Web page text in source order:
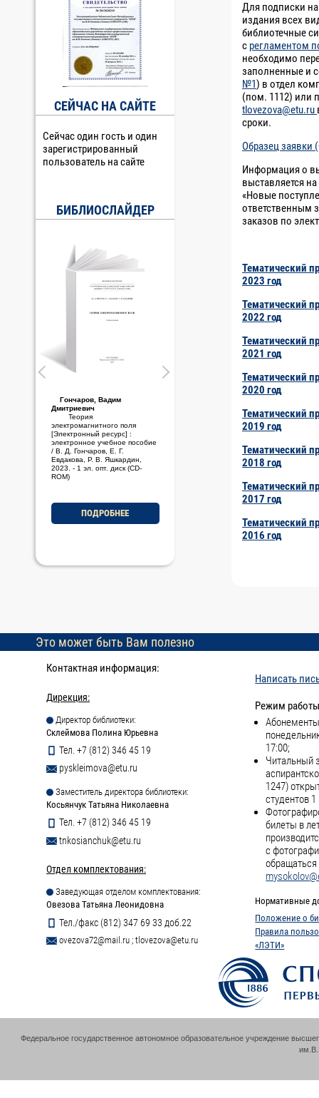
СЕЙЧАС НА САЙТЕ
Сейчас один гость и один
зарегистрированный
пользователь на сайте
БИБЛИОСЛАЙДЕР
Гончаров, Вадим
Дмитриевич
Теория
электромагнитного поля
[Электронный ресурс] :
электронное учебное пособие
/ В. Д. Гончаров, Е. Г.
Евдакова, Р. В. Яшкардин,
2023. - 1 эл. опт. диск (CD-
ROM)
ПОДРОБНЕЕ
Стариченков, Алексей
Основы проектной
деятельности [Электронный
ресурс] : электронное учебно-
методическое пособие / А. Л.
Стариченков, М. Ф. Савельев,
2023. - 1 эл. опт. диск (CD-
ПОДРОБНЕЕ
Для подписки
издания всех
библиотечные
с регламентом
необходимо
заполненные и
№1) в отдел
(пом. 1112) или
tlovezova@etu.ru
сроки.
Образец
Информация о
выставляется
«Новые
ответственным
заказов по
Тематический
2023 год
Тематический
2022 год
Тематический
2021 год
Тематический
2020 год
Тематический
2019 год
Тематический
2018 год
Тематический
2017 год
Тематический
2016 год
Это может быть Вам полезно
Контактная информация:
Дирекция:
Директор библиотеки:
Склеймова Полина Юрьевна
Тел. +7 (812) 346 45 19
pyskleimova@etu.ru
Заместитель директора библиотеки:
Косьянчук Татьяна Николаевна
Тел. +7 (812) 346 45 19
tnkosianchuk@etu.ru
Отдел комплектования:
Заведующая отделом комплектования:
Овезова Татьяна Леонидовна
Тел./факс (812) 347 69 33 доб.22
ovezova72@mail.ru ; tlovezova@etu.ru
Написать
Режим
17:00;
Читальный
1247)
студентов
билеты в
с
обращаться
Нормативные
Положение о
Правила
«ЛЭТИ»
Федеральное государственное автономное образовательное учреждение